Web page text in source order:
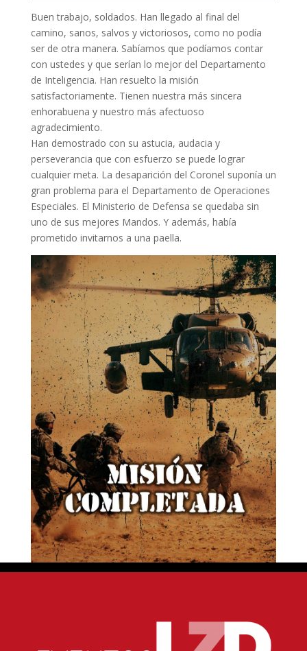
Buen trabajo, soldados. Han llegado al final del
camino, sanos, salvos y victoriosos, como no podía
ser de otra manera. Sabíamos que podíamos contar
con ustedes y que serían lo mejor del Departamento
de Inteligencia. Han resuelto la misión
satisfactoriamente. Tienen nuestra más sincera
enhorabuena y nuestro más afectuoso
agradecimiento.
Han demostrado con su astucia, audacia y
perseverancia que con esfuerzo se puede lograr
cualquier meta. La desaparición del Coronel suponía un
gran problema para el Departamento de Operaciones
Especiales. El Ministerio de Defensa se quedaba sin
uno de sus mejores Mandos. Y además, había
prometido invitarnos a una paella.